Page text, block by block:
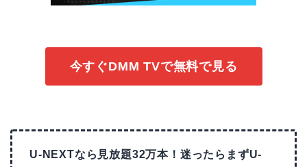
今すぐDMM TVで無料で見る
U-NEXTなら見放題32万本！迷ったらまずU-